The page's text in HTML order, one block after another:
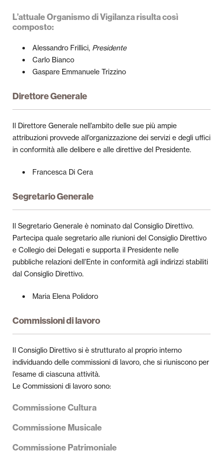
L’attuale Organismo di Vigilanza risulta così
composto:
Alessandro Frillici, Presidente
Carlo Bianco
Gaspare Emmanuele Trizzino
Direttore Generale
Il Direttore Generale nell’ambito delle sue più ampie
attribuzioni provvede all’organizzazione dei servizi e degli uffici
in conformità alle delibere e alle direttive del Presidente.
Francesca Di Cera
Segretario Generale
Il Segretario Generale è nominato dal Consiglio Direttivo.
Partecipa quale segretario alle riunioni del Consiglio Direttivo
e Collegio dei Delegati e supporta il Presidente nelle
pubbliche relazioni dell’Ente in conformità agli indirizzi stabiliti
dal Consiglio Direttivo.
Maria Elena Polidoro
Commissioni di lavoro
Il Consiglio Direttivo si è strutturato al proprio interno
individuando delle commissioni di lavoro, che si riuniscono per
l’esame di ciascuna attività.
Le Commissioni di lavoro sono:
Commissione Cultura
Commissione Musicale
Commissione Patrimoniale